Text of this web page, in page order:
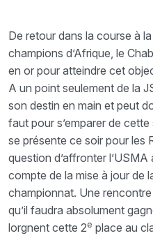
De retour dans la course à
champions d’Afrique, le
en or pour atteindre cet
A un point seulement de la
son destin en main et peut
faut pour s’emparer de
se présente ce soir pour les
question d’affronter
compte de la mise à jour de
championnat. Une
qu’il faudra absolument
lorgnent cette 2e place au